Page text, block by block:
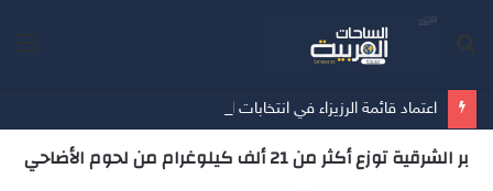
اعتماد قائمة الرزيزاء في انتخابات اتحاد كرة القدم
بر الشرقية توزع أكثر من 21 ألف كيلوغرام من لحوم الأضاحي